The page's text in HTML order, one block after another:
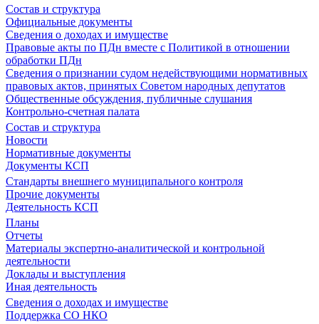
Состав и структура
Официальные документы
Сведения о доходах и имуществе
Правовые акты по ПДн вместе с Политикой в отношении
обработки ПДн
Сведения о признании судом недействующими нормативных
правовых актов, принятых Советом народных депутатов
Общественные обсуждения, публичные слушания
Контрольно-счетная палата
Состав и структура
Новости
Нормативные документы
Документы КСП
Стандарты внешнего муниципального контроля
Прочие документы
Деятельность КСП
Планы
Отчеты
Материалы экспертно-аналитической и контрольной
деятельности
Доклады и выступления
Иная деятельность
Сведения о доходах и имуществе
Поддержка СО НКО